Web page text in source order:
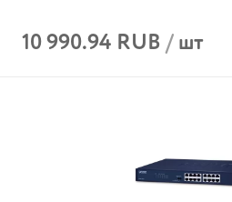
10 990.94 RUB/шт